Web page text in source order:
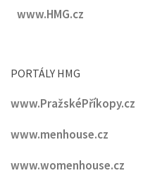
www.HMG.cz
PORTÁLY HMG
www.PražskéPříkopy.cz
www.menhouse.cz
www.womenhouse.cz